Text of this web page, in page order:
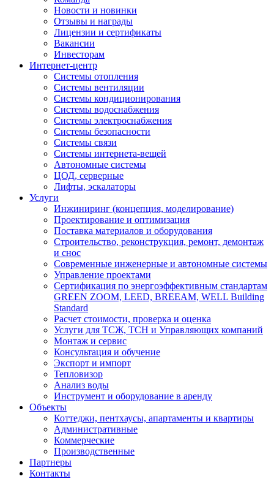
Новости и новинки
Отзывы и награды
Лицензии и сертификаты
Вакансии
Инвесторам
Интернет-центр
Системы отопления
Системы вентиляции
Системы кондиционирования
Системы водоснабжения
Системы электроснабжения
Системы безопасности
Системы связи
Системы интернета-вещей
Автономные системы
ЦОД, серверные
Лифты, эскалаторы
Услуги
Инжиниринг (концепция, моделирование)
Проектирование и оптимизация
Поставка материалов и оборудования
Строительство, реконструкция, ремонт, демонтаж
и снос
Современные инженерные и автономные системы
Управление проектами
Сертификация по энергоэффективным стандартам
GREEN ZOOM, LEED, BREEAM, WELL Building
Standard
Расчет стоимости, проверка и оценка
Услуги для ТСЖ, ТСН и Управляющих компаний
Монтаж и сервис
Консультация и обучение
Экспорт и импорт
Тепловизор
Анализ воды
Инструмент и оборудование в аренду
Объекты
Коттеджи, пентхаусы, апартаменты и квартиры
Административные
Коммерческие
Производственные
Партнеры
Контакты